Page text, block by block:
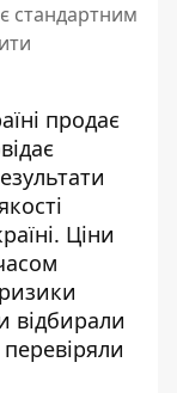
стандартним
продає
Ціни
відбирали